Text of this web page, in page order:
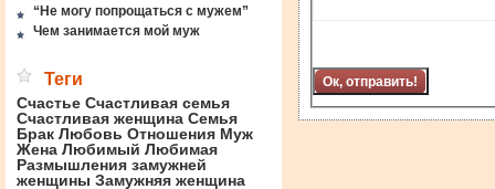
“Не могу попрощаться с мужем”
Чем занимается мой муж
Теги
Счастье Счастливая семья
Счастливая женщина Семья
Брак Любовь Отношения Муж
Жена Любимый Любимая
Размышления замужней
женщины Замужняя женщина